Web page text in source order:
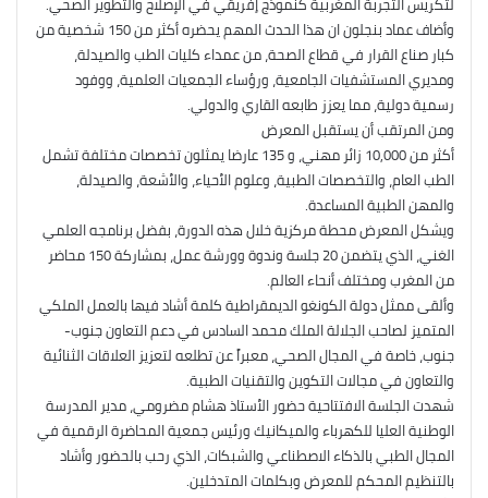
وأضاف عماد بنجلون ان هذا الحدث المهم يحضره أكثر من 150 شخصية من
كبار صناع القرار في قطاع الصحة، من عمداء كليات الطب والصيدلة،
ومديري المستشفيات الجامعية، ورؤساء الجمعيات العلمية، ووفود
رسمية دولية، مما يعزز طابعه القاري والدولي.
ومن المرتقب أن يستقبل المعرض
أكثر من 10,000 زائر مهني، و 135 عارضا يمثلون تخصصات مختلفة تشمل
الطب العام، والتخصصات الطبية، وعلوم الأحياء، والأشعة، والصيدلة،
والمهن الطبية المساعدة.
ويشكل المعرض محطة مركزية خلال هذه الدورة، بفضل برنامجه العلمي
الغني، الذي يتضمن 20 جلسة وندوة وورشة عمل، بمشاركة 150 محاضر
من المغرب ومختلف أنحاء العالم.
وألقى ممثل دولة الكونغو الديمقراطية كلمة أشاد فيها بالعمل الملكي
المتميز لصاحب الجلالة الملك محمد السادس في دعم التعاون جنوب-
جنوب، خاصة في المجال الصحي، معبراً عن تطلعه لتعزيز العلاقات الثنائية
والتعاون في مجالات التكوين والتقنيات الطبية.
شهدت الجلسة الافتتاحية حضور الأستاذ هشام مضرومي، مدير المدرسة
الوطنية العليا للكهرباء والميكانيك ورئيس جمعية المحاضرة الرقمية في
المجال الطبي بالذكاء الاصطناعي والشبكات، الذي رحب بالحضور وأشاد
بالتنظيم المحكم للمعرض وبكلمات المتدخلين.